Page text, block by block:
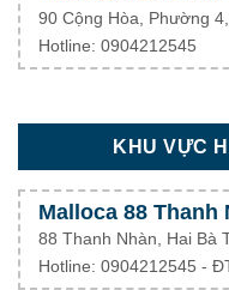
90 Cộng Hòa, Phường
Hotline: 0904212545
KHU VỰC
Malloca 88 Thanh
88 Thanh Nhàn, Hai Bà
Hotline: 0904212545 -